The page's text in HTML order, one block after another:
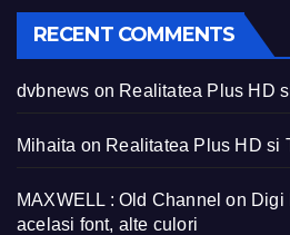
RECENT COMMENTS
dvbnews on Realitatea Plus HD
Mihaita on Realitatea Plus HD si
MAXWELL : Old Channel on Digi
acelasi font, alte culori